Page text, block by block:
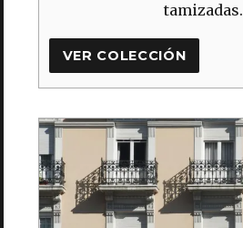
tamizadas.
VER COLECCIÓN